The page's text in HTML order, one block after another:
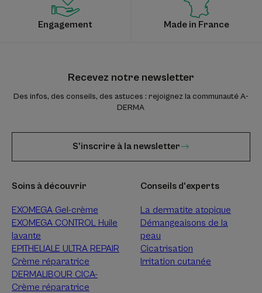
Engagement Made in France
Recevez notre newsletter
Des infos, des conseils, des astuces : rejoignez la communauté A-
DERMA
S'inscrire à la newsletter
Soins à découvrir
EXOMEGA Gel-crème
EXOMEGA CONTROL Huile
lavante
EPITHELIALE ULTRA REPAIR
Crème réparatrice
DERMALIBOUR CICA-
Crème réparatrice
Conseils d'experts
La dermatite atopique
Démangeaisons de la
peau
Cicatrisation
Irritation cutanée